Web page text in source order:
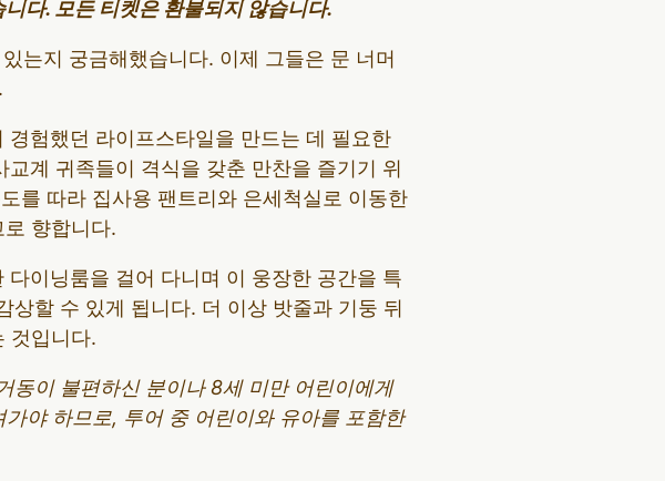
다. 모든 티켓은 환불되지 않습니다.
는지 궁금해했습니다. 이제 그들은 문 너머
험했던 라이프스타일을 만드는 데 필요한
계 귀족들이 격식을 갖춘 만찬을 즐기기 위
를 따라 집사용 팬트리와 은세척실로 이동한
향합니다.
이닝룸을 걸어 다니며 이 웅장한 공간을 특
상할 수 있게 됩니다. 더 이상 밧줄과 기둥 뒤
것입니다.
동이 불편하신 분이나 8세 미만 어린이에게
야 하므로, 투어 중 어린이와 유아를 포함한